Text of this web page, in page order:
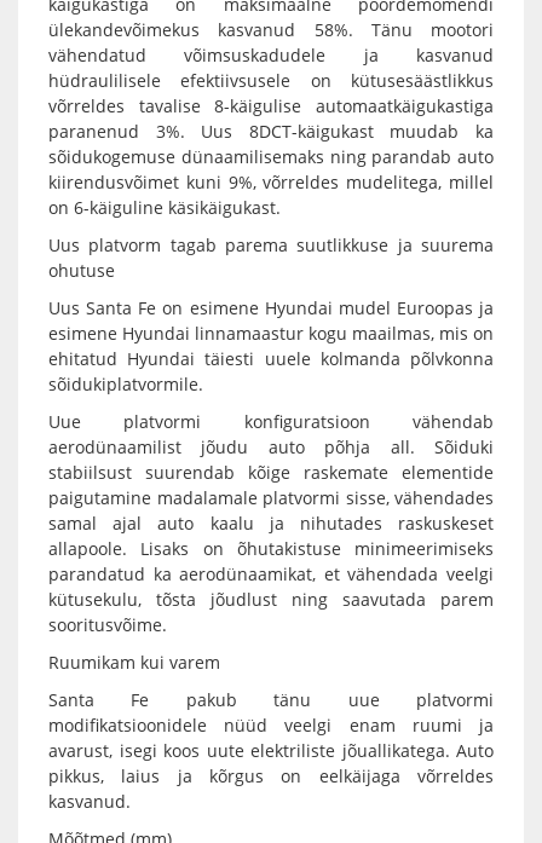
ülekandevõimekus kasvanud 58%. Tänu mootori
vähendatud võimsuskadudele ja kasvanud
hüdraulilisele efektiivsusele on kütusesäästlikkus
võrreldes tavalise 8-käigulise automaatkäigukastiga
paranenud 3%. Uus 8DCT-käigukast muudab ka
sõidukogemuse dünaamilisemaks ning parandab auto
kiirendusvõimet kuni 9%, võrreldes mudelitega, millel
on 6-käiguline käsikäigukast.
Uus platvorm tagab parema suutlikkuse ja suurema
ohutuse
Uus Santa Fe on esimene Hyundai mudel Euroopas ja
esimene Hyundai linnamaastur kogu maailmas, mis on
ehitatud Hyundai täiesti uuele kolmanda põlvkonna
sõidukiplatvormile.
Uue platvormi konfiguratsioon vähendab
aerodünaamilist jõudu auto põhja all. Sõiduki
stabiilsust suurendab kõige raskemate elementide
paigutamine madalamale platvormi sisse, vähendades
samal ajal auto kaalu ja nihutades raskuskeset
allapoole. Lisaks on õhutakistuse minimeerimiseks
parandatud ka aerodünaamikat, et vähendada veelgi
kütusekulu, tõsta jõudlust ning saavutada parem
sooritusvõime.
Ruumikam kui varem
Santa Fe pakub tänu uue platvormi
modifikatsioonidele nüüd veelgi enam ruumi ja
avarust, isegi koos uute elektriliste jõuallikatega. Auto
pikkus, laius ja kõrgus on eelkäijaga võrreldes
kasvanud.
Mõõtmed (mm)